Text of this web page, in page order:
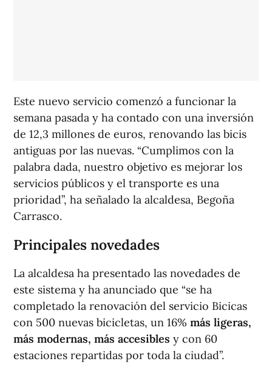
Este nuevo servicio comenzó a funcionar la
semana pasada y ha contado con una inversión
de 12,3 millones de euros, renovando las bicis
antiguas por las nuevas. “Cumplimos con la
palabra dada, nuestro objetivo es mejorar los
servicios públicos y el transporte es una
prioridad”, ha señalado la alcaldesa, Begoña
Carrasco.
Principales novedades
La alcaldesa ha presentado las novedades de
este sistema y ha anunciado que “se ha
completado la renovación del servicio Bicicas
con 500 nuevas bicicletas, un 16% más ligeras,
más modernas, más accesibles y con 60
estaciones repartidas por toda la ciudad”.